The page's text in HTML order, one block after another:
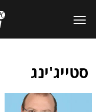
סטייג'ינג